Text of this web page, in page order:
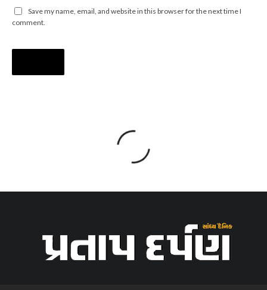
Save my name, email, and website in this browser for the next time I
comment.